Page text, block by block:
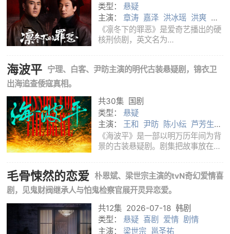
类型： 悬疑
主演： 章涛 嘉泽 洪冰瑶 洪爽 李
蒲赫 姜艺声 左腾云 孙之鸿 肖涵
张睿 王大奇 吴昊宸
《凛冬下的罪恶》是爱奇艺播出的硬
核刑侦剧，英文名为
云、孙之鸿、肖涵等主演。故事以凛
海波平 宁理、白客、尹昉主演的明代古装悬疑剧，锦衣卫
出海追查倭寇真相。
共30集
国剧
类型： 悬疑
主演：
王和 尹昉 陈小纭 芦芳生
宁理 白客
《海波平》是一部以明万历年间为背
景的古装悬疑剧。剧集把故事放在沿
点，写三名原本经历、性情各不相同
的锦衣卫如何被卷进同一场危局。案
件表面上发
毛骨悚然的恋爱 朴恩斌、梁世宗主演的tvN奇幻爱情喜
剧，见鬼财阀继承人与怕鬼检察官展开灵异恋爱。
共12集 2026-07-18 韩剧
类型： 悬疑 喜剧 爱情 剧情
主演： 梁世宗 邕圣祐